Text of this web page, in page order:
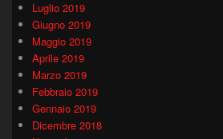
Luglio 2019
Giugno 2019
Maggio 2019
Aprile 2019
Marzo 2019
Febbraio 2019
Gennaio 2019
Dicembre 2018